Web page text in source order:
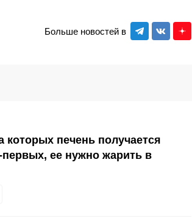
Больше новостей в
которых печень получается
ее нужно жарить в